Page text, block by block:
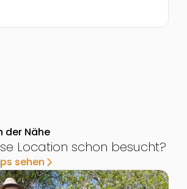
der Nähe
Location schon besucht?
sehen arrow_forward_ios
von Kindergeburtstag in Sabines